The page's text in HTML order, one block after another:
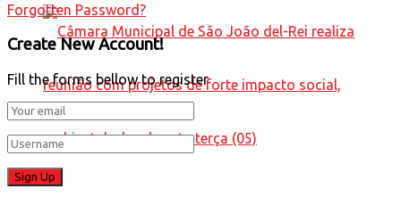
Forgotten Password?
Create New Account!
Fill the forms bellow to register